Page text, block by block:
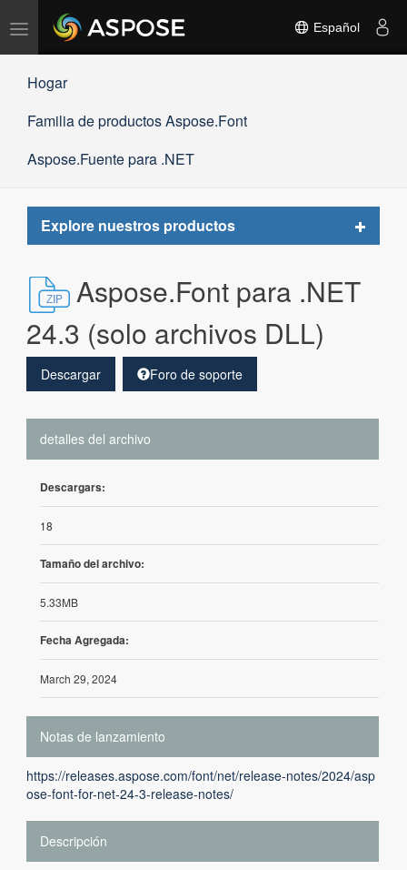
Alternar
navegación
Español
Hogar
Familia de productos Aspose.Font
Aspose.Fuente para .NET
Explore nuestros productos
Toggle
Aspose.Font para .NET
24.3 (solo archivos DLL)
Descargar Foro de soporte
detalles del archivo
Descargars:
18
Tamaño del archivo:
5.33MB
Fecha Agregada:
March 29, 2024
Notas de lanzamiento
https://releases.aspose.com/font/net/release-notes/2024/asp
ose-font-for-net-24-3-release-notes/
Descripción